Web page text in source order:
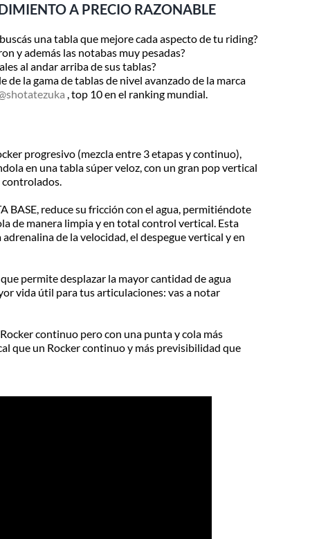
A PRECIO RAZONABLE
una tabla que mejore cada aspecto de tu riding?
y además las notabas muy pesadas?
al andar arriba de sus tablas?
de la gama de tablas de nivel avanzado de la marca
, top 10 en el ranking mundial.
progresivo (mezcla entre 3 etapas y continuo),
en una tabla súper veloz, con un gran pop vertical
BASE, reduce su fricción con el agua, permitiéndote
de manera limpia y en total control vertical. Esta
de la velocidad, el despegue vertical y en
permite desplazar la mayor cantidad de agua
vida útil para tus articulaciones: vas a notar
continuo pero con una punta y cola más
que un Rocker continuo y más previsibilidad que